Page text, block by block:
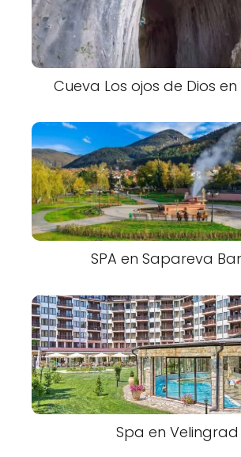
Cueva Los ojos de Dios
SPA en Sapareva
Spa en Velingrad